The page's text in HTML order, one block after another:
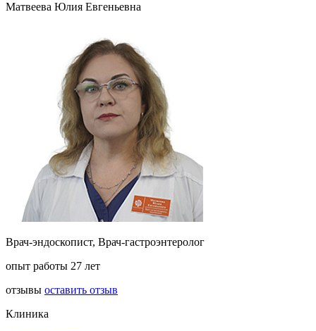
Матвеева Юлия Евгеньевна
Врач-эндоскопист, Врач-гастроэнтеролог
опыт работы 27 лет
отзывы оставить отзыв
Клиника